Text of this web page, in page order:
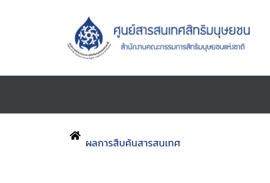
ผลการสืบค้นสารสนเทศ